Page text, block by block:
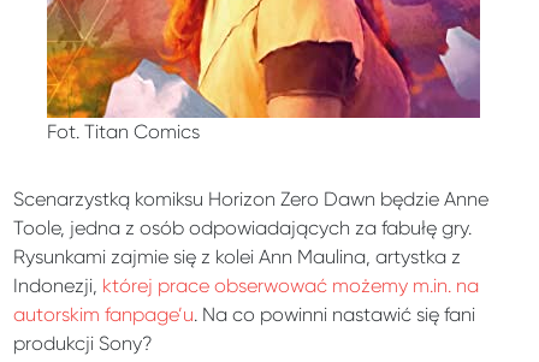
Fot. Titan Comics
Scenarzystką komiksu Horizon Zero Dawn będzie Anne
Toole, jedna z osób odpowiadających za fabułę gry.
Rysunkami zajmie się z kolei Ann Maulina, artystka z
Indonezji, której prace obserwować możemy m.in. na
autorskim fanpage’u. Na co powinni nastawić się fani
produkcji Sony?